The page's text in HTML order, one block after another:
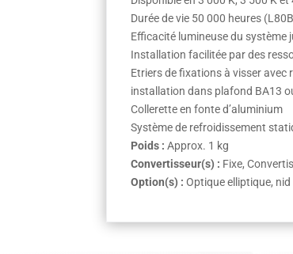
Durée de vie 50 000 heures
Efficacité lumineuse du système
Installation facilitée par des
Etriers de fixations à visser avec
installation dans plafond BA13
Collerette en fonte d’aluminium
Système de refroidissement
Poids : Approx. 1 kg
Convertisseur(s) : Fixe,
Option(s) : Optique elliptique, nid